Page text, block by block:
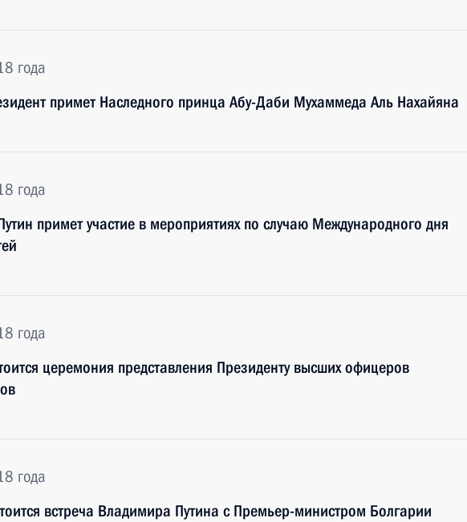
года
примет Наследного принца Абу-Даби Мухаммеда Аль Нахайяна
года
примет участие в мероприятиях по случаю Международного дня
года
церемония представления Президенту высших офицеров
года
встреча Владимира Путина с Премьер-министром Болгарии